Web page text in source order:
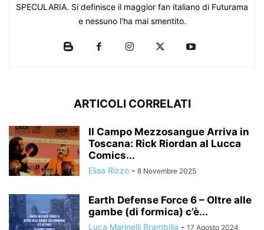
SPECULARIA. Si definisce il maggior fan italiano di Futurama
e nessuno l'ha mai smentito.
ARTICOLI CORRELATI
Il Campo Mezzosangue Arriva in
Toscana: Rick Riordan al Lucca
Comics...
Elisa Rizzo - 8 Novembre 2025
Earth Defense Force 6 – Oltre alle
gambe (di formica) c’è...
Luca Marinelli Brambilla - 17 Agosto 2024